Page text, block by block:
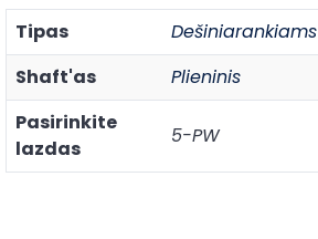
Tipas
Dešiniarankiams
Shaft'as
Plieninis
Pasirinkite
lazdas
5-PW